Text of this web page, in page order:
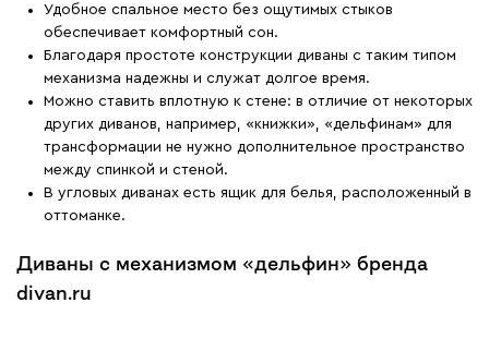
Удобное спальное место без ощутимых стыков
обеспечивает комфортный сон.
Благодаря простоте конструкции диваны с таким типом
механизма надежны и служат долгое время.
Можно ставить вплотную к стене: в отличие от некоторых
других диванов, например, «книжки», «дельфинам» для
трансформации не нужно дополнительное пространство
между спинкой и стеной.
В угловых диванах есть ящик для белья, расположенный в
оттоманке.
Диваны с механизмом «дельфин» бренда
divan.ru